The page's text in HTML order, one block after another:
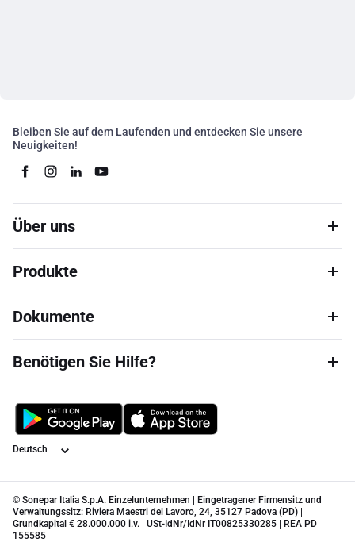
Bleiben Sie auf dem Laufenden und entdecken Sie unsere
Neuigkeiten!
Über uns
Produkte
Dokumente
Benötigen Sie Hilfe?
Sprache
© Sonepar Italia S.p.A. Einzelunternehmen | Eingetragener Firmensitz und
Verwaltungssitz: Riviera Maestri del Lavoro, 24, 35127 Padova (PD) |
Grundkapital € 28.000.000 i.v. | USt-IdNr/IdNr IT00825330285 | REA PD
155585